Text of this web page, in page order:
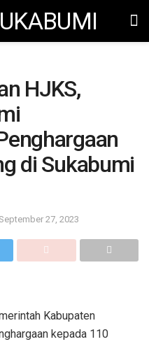
HJKS,
di Sukabumi
27, 2023
Kabupaten
kepada 110